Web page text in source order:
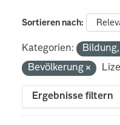
Sortieren nach
Kategorien:
Bevölkerung
Ergebnisse filtern